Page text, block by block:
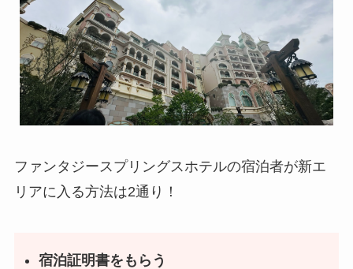
ファンタジースプリングスホテルの宿泊者が新エ
リアに入る方法は2通り！
宿泊証明書をもらう